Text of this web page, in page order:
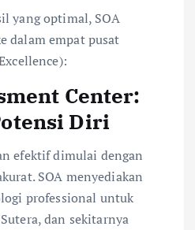
yang optimal, SOA
dalam empat pusat
Center:
Diri
efektif dimulai dengan
SOA menyediakan
professional untuk
dan sekitarnya